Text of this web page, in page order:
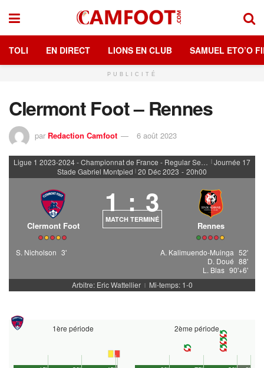
TOLI EN DIRECT LIONS EN CLUB SAMUEL ETO’O
PUBLICITÉ
Clermont Foot – Rennes
par Redaction Camfoot 6 août 2023
| Journée 17
Stade Gabriel Montpied | 20 Déc 2023 - 20h00
Clermont Foot
1 : 3
MATCH TERMINÉ
Rennes
S. Nicholson 3' A. Kalimuendo-Muinga 52'
D. Doué 88'
L. Blas 90'+6'
Arbitre: Eric Wattellier | Mi-temps: 1-0
1ère période 2ème période